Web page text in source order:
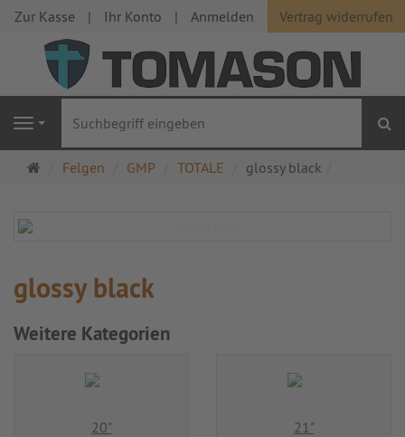
Vertrag widerrufen
Zur Kasse Ihr Konto Anmelden
Navigation
Startseite
Felgen GMP TOTALE glossy black
glossy black
Weitere Kategorien
20" 21"